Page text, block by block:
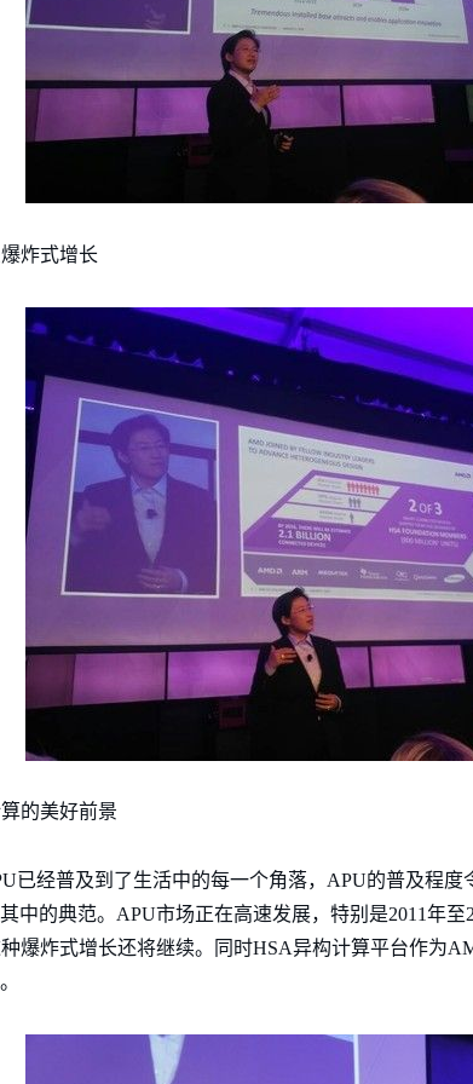
炸式增长
的美好前景
已经普及到了生活中的每一个角落，APU的普及程
中的典范。APU市场正在高速发展，特别是2011年
爆炸式增长还将继续。同时HSA异构计算平台作为